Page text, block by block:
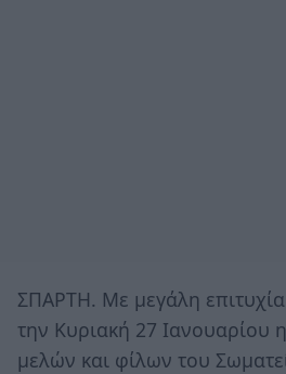
ΣΠΑΡΤΗ. Με μεγάλη
την Κυριακή 27 Ιανουαρίου
μελών και φίλων του